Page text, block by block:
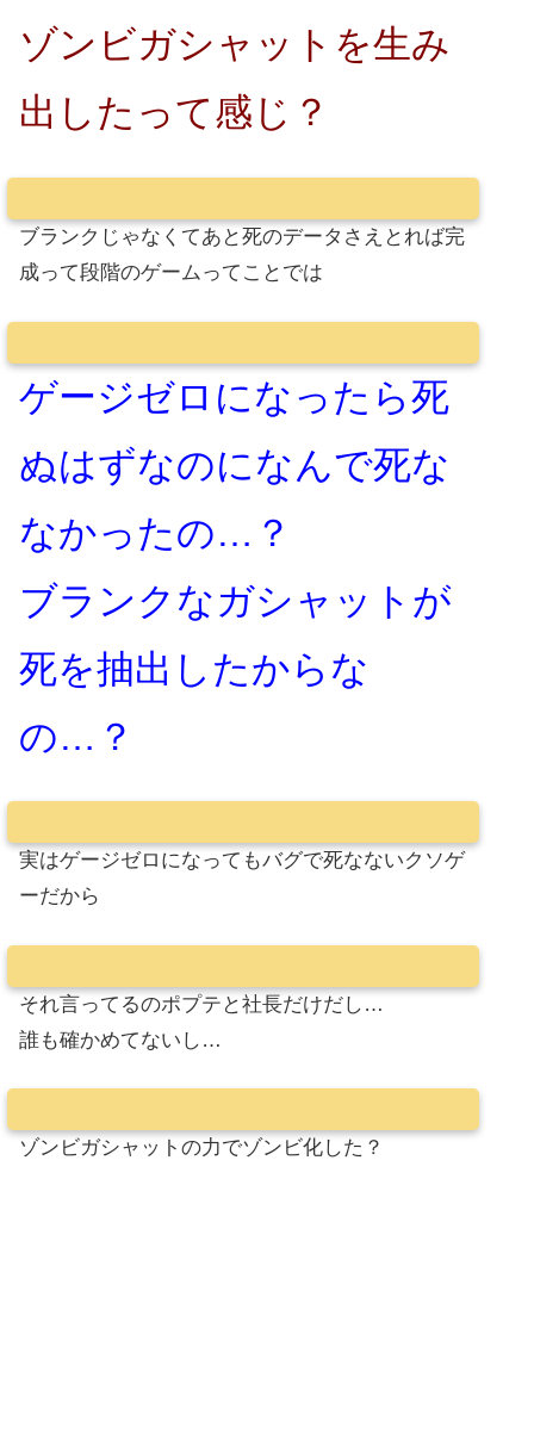
ゾンビガシャットを生み
出したって感じ？
ブランクじゃなくてあと死のデータさえとれば完
成って段階のゲームってことでは
ゲージゼロになったら死
ぬはずなのになんで死な
なかったの…？
ブランクなガシャットが
死を抽出したからな
の…？
実はゲージゼロになってもバグで死なないクソゲ
ーだから
それ言ってるのポプテと社長だけだし…
誰も確かめてないし…
ゾンビガシャットの力でゾンビ化した？